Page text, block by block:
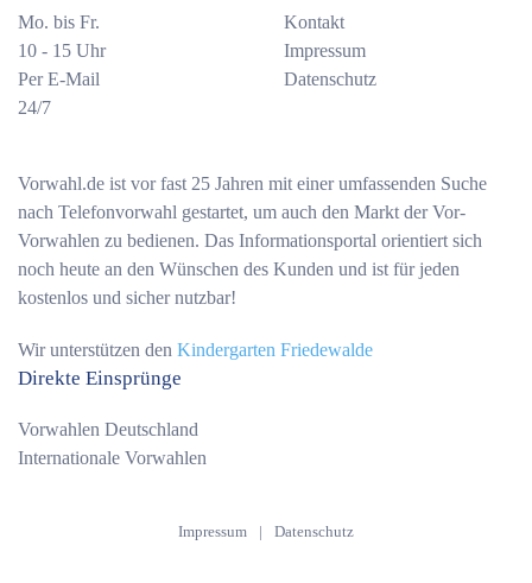
Mo. bis Fr.
10 - 15 Uhr
Per E-Mail
24/7
Kontakt
Impressum
Datenschutz
Vorwahl.de ist vor fast 25 Jahren mit einer umfassenden Suche
nach Telefonvorwahl gestartet, um auch den Markt der Vor-
Vorwahlen zu bedienen. Das Informationsportal orientiert sich
noch heute an den Wünschen des Kunden und ist für jeden
kostenlos und sicher nutzbar!
Wir unterstützen den Kindergarten Friedewalde
Direkte Einsprünge
Vorwahlen Deutschland
Internationale Vorwahlen
Impressum | Datenschutz